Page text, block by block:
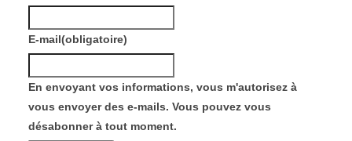
E-mail(obligatoire)
En envoyant vos informations, vous m'autorisez à
vous envoyer des e-mails. Vous pouvez vous
désabonner à tout moment.